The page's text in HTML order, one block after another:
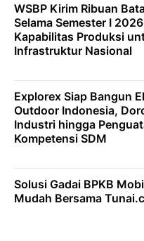
WSBP Kirim Ribuan
Selama Semester I
Kapabilitas Produksi
Infrastruktur Nasional
Explorex Siap Bangun
Outdoor Indonesia,
Industri hingga
Kompetensi SDM
Solusi Gadai BPKB
Mudah Bersama